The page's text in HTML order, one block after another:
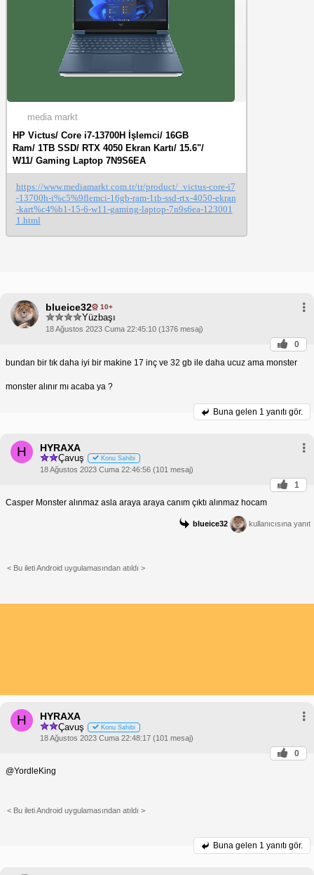
media markt
HP Victus/ Core i7-13700H İşlemci/ 16GB
Ram/ 1TB SSD/ RTX 4050 Ekran Kartı/ 15.6"/
W11/ Gaming Laptop 7N9S6EA
https://www.mediamarkt.com.tr/tr/product/_victus-core-i7
-13700h-i%c5%9flemci-16gb-ram-1tb-ssd-rtx-4050-ekran
-kart%c4%b1-15-6-w11-gaming-laptop-7n9s6ea-123001
1.html
blueice32 10+
Yüzbaşı
18 Ağustos 2023 Cuma 22:45:10 (1376 mesaj)
0
bundan bir tık daha iyi bir makine 17 inç ve 32 gb ile daha ucuz ama monster
monster alınır mı acaba ya ?
Buna gelen 1 yanıtı gör.
H HYRAXA
Çavuş Konu Sahibi
18 Ağustos 2023 Cuma 22:46:56 (101 mesaj)
1
Casper Monster alınmaz asla araya araya canım çıktı alınmaz hocam
blueice32 kullanıcısına yanıt
< Bu ileti Android uygulamasından atıldı >
H HYRAXA
Çavuş Konu Sahibi
18 Ağustos 2023 Cuma 22:48:17 (101 mesaj)
0
@YordleKing
< Bu ileti Android uygulamasından atıldı >
Buna gelen 1 yanıtı gör.